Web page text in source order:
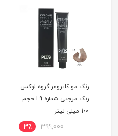
رنگ مو کاترومر گروه لوکس
رنگ مرجانی شماره L9 حجم
100 میلی لیتر
399,000 3٪